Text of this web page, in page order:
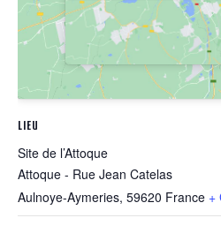
LIEU
Site de l’Attoque
Attoque - Rue Jean Catelas
Aulnoye-Aymeries, 59620 France +